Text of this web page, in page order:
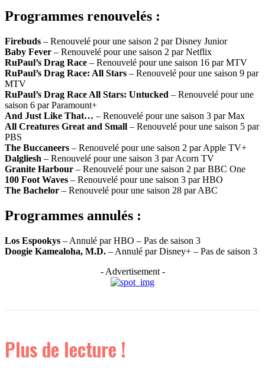
Programmes renouvelés :
Firebuds – Renouvelé pour une saison 2 par Disney Junior
Baby Fever – Renouvelé pour une saison 2 par Netflix
RuPaul’s Drag Race – Renouvelé pour une saison 16 par MTV
RuPaul’s Drag Race: All Stars – Renouvelé pour une saison 9 par
MTV
RuPaul’s Drag Race All Stars: Untucked – Renouvelé pour une
saison 6 par Paramount+
And Just Like That… – Renouvelé pour une saison 3 par Max
All Creatures Great and Small – Renouvelé pour une saison 5 par
PBS
The Buccaneers – Renouvelé pour une saison 2 par Apple TV+
Dalgliesh – Renouvelé pour une saison 3 par Acorn TV
Granite Harbour – Renouvelé pour une saison 2 par BBC One
100 Foot Waves – Renouvelé pour une saison 3 par HBO
The Bachelor – Renouvelé pour une saison 28 par ABC
Programmes annulés :
Los Espookys – Annulé par HBO – Pas de saison 3
Doogie Kamealoha, M.D. – Annulé par Disney+ – Pas de saison 3
- Advertisement -
Plus de lecture !